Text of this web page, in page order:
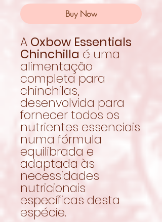
Buy Now
A Oxbow Essentials
Chinchilla é uma
alimentação
completa para
chinchilas,
desenvolvida para
fornecer todos os
nutrientes essenciais
numa fórmula
equilibrada e
adaptada às
necessidades
nutricionais
específicas desta
espécie.